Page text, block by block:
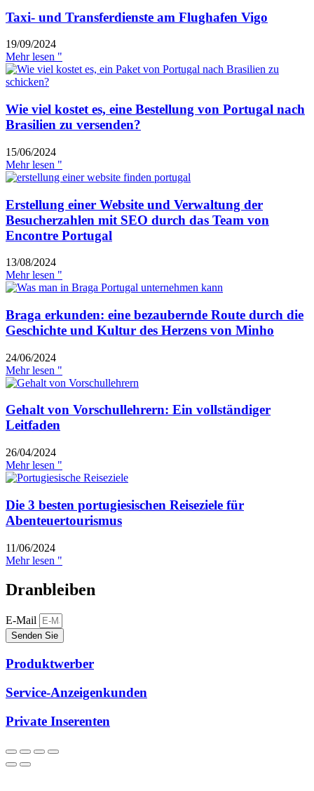
Taxi- und Transferdienste am Flughafen Vigo
19/09/2024
Mehr lesen "
Wie viel kostet es, eine Bestellung von Portugal nach
Brasilien zu versenden?
15/06/2024
Mehr lesen "
Erstellung einer Website und Verwaltung der
Besucherzahlen mit SEO durch das Team von
Encontre Portugal
13/08/2024
Mehr lesen "
Braga erkunden: eine bezaubernde Route durch die
Geschichte und Kultur des Herzens von Minho
24/06/2024
Mehr lesen "
Gehalt von Vorschullehrern: Ein vollständiger
Leitfaden
26/04/2024
Mehr lesen "
Die 3 besten portugiesischen Reiseziele für
Abenteuertourismus
11/06/2024
Mehr lesen "
Dranbleiben
E-Mail
Senden Sie
Produktwerber
Service-Anzeigenkunden
Private Inserenten